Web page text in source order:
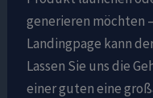
generieren möchten
Landingpage kann
Lassen Sie uns die
einer guten eine